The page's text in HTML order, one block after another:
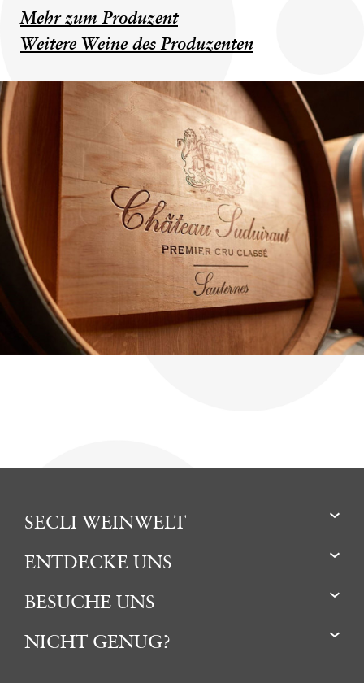
Mehr zum Produzent
Weitere Weine des Produzenten
SECLI WEINWELT
ENTDECKE UNS
BESUCHE UNS
NICHT GENUG?